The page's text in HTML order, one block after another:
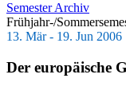
Semester Archiv
Frühjahr-/
13. Mär - 19. Jun 2006
Der europäische